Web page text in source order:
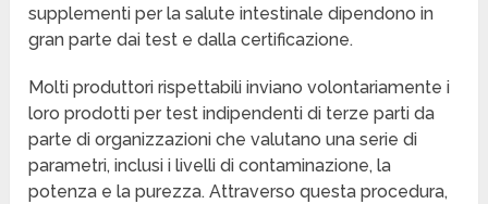
supplementi per la salute intestinale dipendono in
gran parte dai test e dalla certificazione.
Molti produttori rispettabili inviano volontariamente i
loro prodotti per test indipendenti di terze parti da
parte di organizzazioni che valutano una serie di
parametri, inclusi i livelli di contaminazione, la
potenza e la purezza. Attraverso questa procedura,